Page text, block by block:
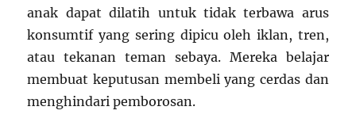
anak dapat dilatih untuk tidak terbawa arus
konsumtif yang sering dipicu oleh iklan, tren,
atau tekanan teman sebaya. Mereka belajar
membuat keputusan membeli yang cerdas dan
menghindari pemborosan.